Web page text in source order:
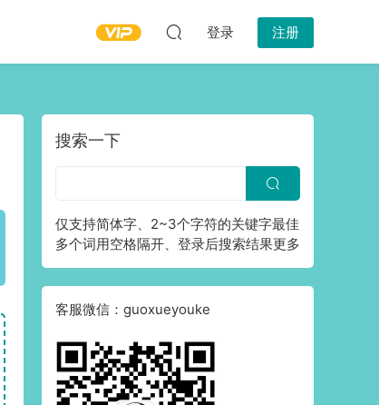
登录 注册
搜索一下
仅支持简体字、2~3个字符的关键字最佳
多个词用空格隔开、登录后搜索结果更多
客服微信：guoxueyouke